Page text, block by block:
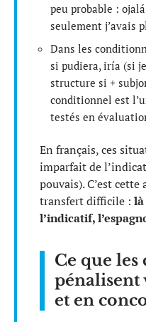
peu probable :
seulement j’avais
Dans les
si pudiera, iría (si
structure si +
conditionnel est
testés en
En français, ces
imparfait de
pouvais). C’est
transfert difficile :
l’indicatif,
Ce que
pénalisent
et en